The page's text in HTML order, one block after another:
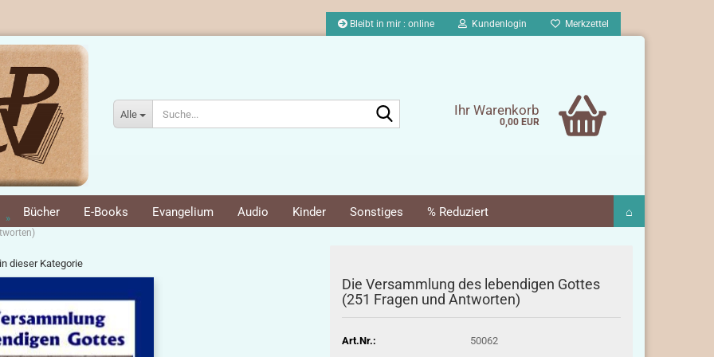
Bleibt in mir : online Kundenlogin Merkzettel
Alle Ihr Warenkorb
0,00 EUR
Bücher E-Books Evangelium Audio Kinder Sonstiges % Reduziert ⌂
»
dieser Kategorie
Die Versammlung des lebendigen Gottes
(251 Fragen und Antworten)
Art.Nr.:
50062